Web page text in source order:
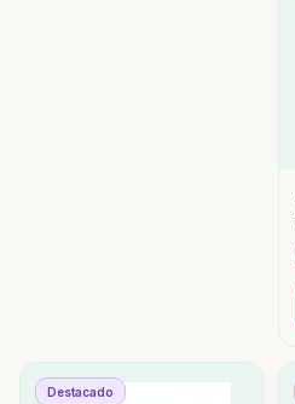
Destacado